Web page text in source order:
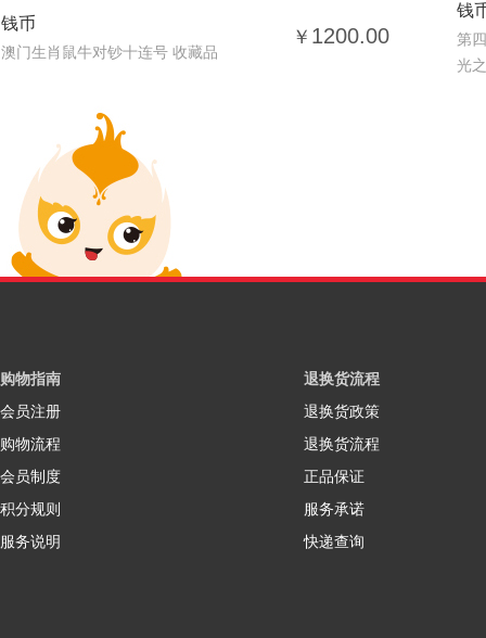
钱币
澳门生肖鼠牛对钞十连号 收藏品
￥ 1200.00
钱
第
光
购物指南
会员注册
购物流程
会员制度
积分规则
服务说明
退换货流程
退换货政策
退换货流程
正品保证
服务承诺
快递查询